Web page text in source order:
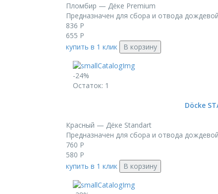
Пломбир — Дёке Premium
Предназначен для сбора и отвода
836 Р
655 Р
купить в 1 клик
В корзину
-24%
Остаток: 1
Döcke
Красный — Дёке Standart
Предназначен для сбора и отвода
760 Р
580 Р
купить в 1 клик
В корзину